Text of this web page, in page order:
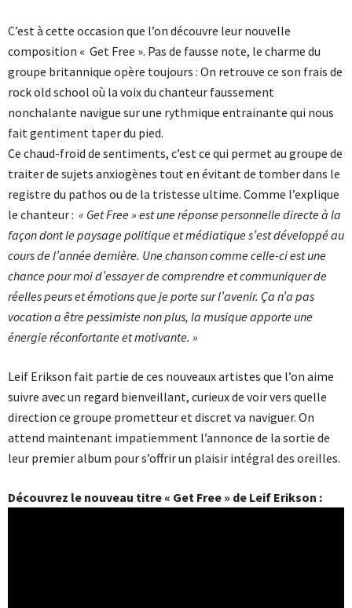
C’est à cette occasion que l’on découvre leur nouvelle
composition « Get Free ». Pas de fausse note, le charme du
groupe britannique opère toujours : On retrouve ce son frais de
rock old school où la voix du chanteur faussement
nonchalante navigue sur une rythmique entrainante qui nous
fait gentiment taper du pied.
Ce chaud-froid de sentiments, c’est ce qui permet au groupe de
traiter de sujets anxiogènes tout en évitant de tomber dans le
registre du pathos ou de la tristesse ultime. Comme l’explique
le chanteur : « Get Free » est une réponse personnelle directe à la
façon dont le paysage politique et médiatique s’est développé au
cours de l’année dernière. Une chanson comme celle-ci est une
chance pour moi d’essayer de comprendre et communiquer de
réelles peurs et émotions que je porte sur l’avenir. Ça n’a pas
vocation a être pessimiste non plus, la musique apporte une
énergie réconfortante et motivante. »
Leif Erikson fait partie de ces nouveaux artistes que l’on aime
suivre avec un regard bienveillant, curieux de voir vers quelle
direction ce groupe prometteur et discret va naviguer. On
attend maintenant impatiemment l’annonce de la sortie de
leur premier album pour s’offrir un plaisir intégral des oreilles.
Découvrez le nouveau titre « Get Free » de Leif Erikson :